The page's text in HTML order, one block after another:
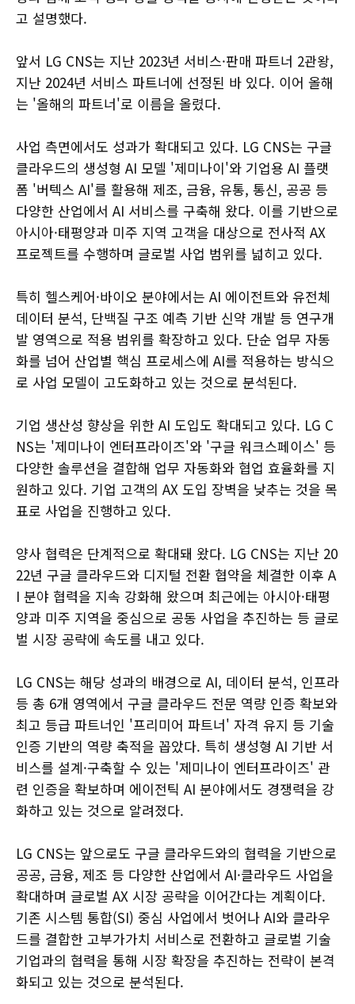
고 설명했다.
앞서 LG CNS는 지난 2023년 서비스·판매 파트너 2관왕,
지난 2024년 서비스 파트너에 선정된 바 있다. 이어 올해
는 '올해의 파트너'로 이름을 올렸다.
사업 측면에서도 성과가 확대되고 있다. LG CNS는 구글
클라우드의 생성형 AI 모델 '제미나이'와 기업용 AI 플랫
폼 '버텍스 AI'를 활용해 제조, 금융, 유통, 통신, 공공 등
다양한 산업에서 AI 서비스를 구축해 왔다. 이를 기반으로
아시아·태평양과 미주 지역 고객을 대상으로 전사적 AX
프로젝트를 수행하며 글로벌 사업 범위를 넓히고 있다.
특히 헬스케어·바이오 분야에서는 AI 에이전트와 유전체
데이터 분석, 단백질 구조 예측 기반 신약 개발 등 연구개
발 영역으로 적용 범위를 확장하고 있다. 단순 업무 자동
화를 넘어 산업별 핵심 프로세스에 AI를 적용하는 방식으
로 사업 모델이 고도화하고 있는 것으로 분석된다.
기업 생산성 향상을 위한 AI 도입도 확대되고 있다. LG C
NS는 '제미나이 엔터프라이즈'와 '구글 워크스페이스' 등
다양한 솔루션을 결합해 업무 자동화와 협업 효율화를 지
원하고 있다. 기업 고객의 AX 도입 장벽을 낮추는 것을 목
표로 사업을 진행하고 있다.
양사 협력은 단계적으로 확대돼 왔다. LG CNS는 지난 20
22년 구글 클라우드와 디지털 전환 협약을 체결한 이후 A
I 분야 협력을 지속 강화해 왔으며 최근에는 아시아·태평
양과 미주 지역을 중심으로 공동 사업을 추진하는 등 글로
벌 시장 공략에 속도를 내고 있다.
LG CNS는 해당 성과의 배경으로 AI, 데이터 분석, 인프라
등 총 6개 영역에서 구글 클라우드 전문 역량 인증 확보와
최고 등급 파트너인 '프리미어 파트너' 자격 유지 등 기술
인증 기반의 역량 축적을 꼽았다. 특히 생성형 AI 기반 서
비스를 설계·구축할 수 있는 '제미나이 엔터프라이즈' 관
련 인증을 확보하며 에이전틱 AI 분야에서도 경쟁력을 강
화하고 있는 것으로 알려졌다.
LG CNS는 앞으로도 구글 클라우드와의 협력을 기반으로
공공, 금융, 제조 등 다양한 산업에서 AI·클라우드 사업을
확대하며 글로벌 AX 시장 공략을 이어간다는 계획이다.
기존 시스템 통합(SI) 중심 사업에서 벗어나 AI와 클라우
드를 결합한 고부가가치 서비스로 전환하고 글로벌 기술
기업과의 협력을 통해 시장 확장을 추진하는 전략이 본격
화되고 있는 것으로 분석된다.